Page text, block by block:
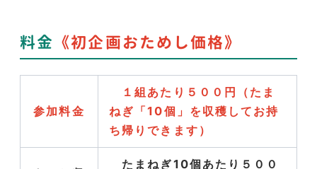
料金 《初企画おためし価格》
参加料金
１組あたり５００円（たま
ねぎ「10個」を収穫してお持
ち帰りできます）
たまねぎ10個あたり５００